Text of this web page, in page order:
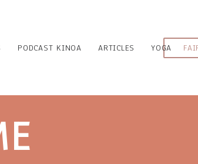
PODCAST KINOA ARTICLES YOGA